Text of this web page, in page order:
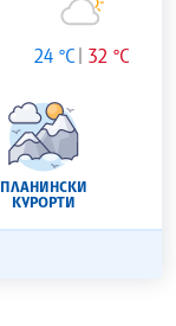
24 °C 32 °C
ПЛАНИНСКИ
КУРОРТИ